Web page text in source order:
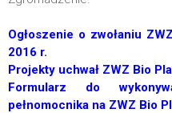
Ogłoszenie o zwołaniu
2016 r.
Projekty uchwał ZWZ Bio
Formularz do
pełnomocnika na ZWZ Bio